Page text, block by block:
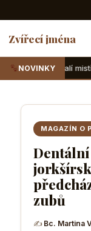
Zvířecí jména
NOVINKYkteré v
MAGAZÍN O
zubů
✍ Bc. Martina